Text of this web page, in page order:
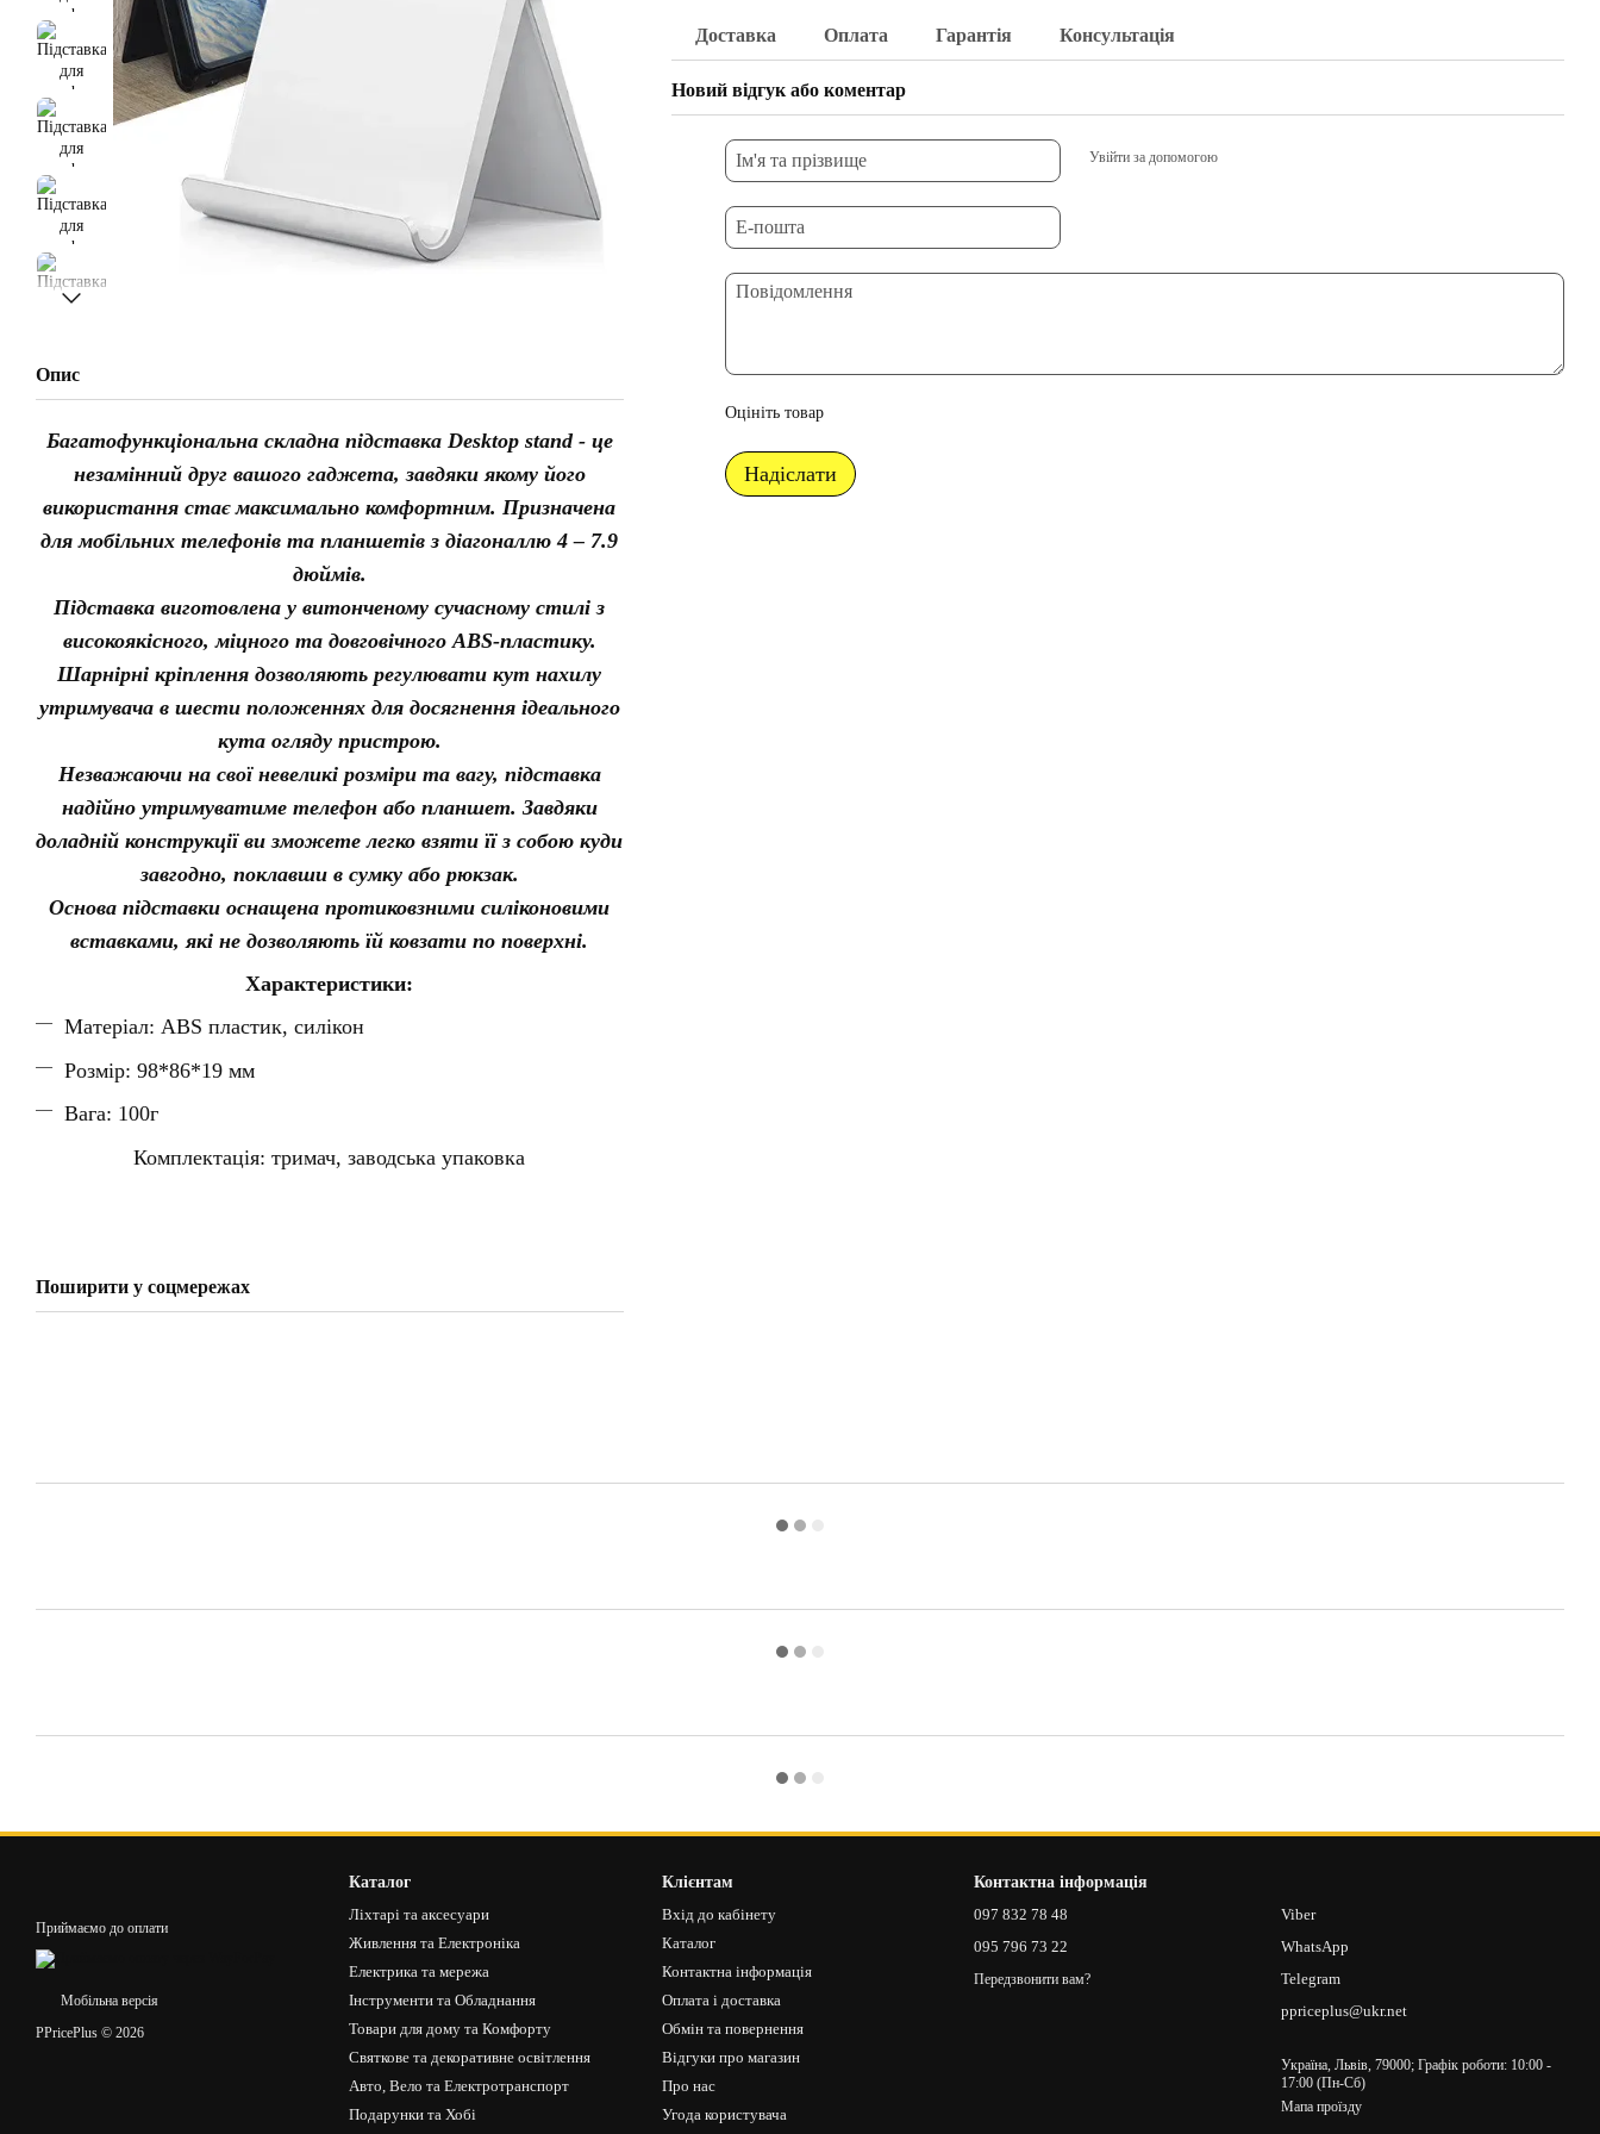
Опис
Багатофункціональна складна підставка Desktop stand - це
незамінний друг вашого гаджета, завдяки якому його
використання стає максимально комфортним. Призначена
для мобільних телефонів та планшетів з діагоналлю 4 – 7.9
дюймів.
Підставка виготовлена у витонченому сучасному стилі з
високоякісного, міцного та довговічного ABS-пластику.
Шарнірні кріплення дозволяють регулювати кут нахилу
утримувача в шести положеннях для досягнення ідеального
кута огляду пристрою.
Незважаючи на свої невеликі розміри та вагу, підставка
надійно утримуватиме телефон або планшет. Завдяки
доладній конструкції ви зможете легко взяти її з собою куди
завгодно, поклавши в сумку або рюкзак.
Основа підставки оснащена протиковзними силіконовими
вставками, які не дозволяють їй ковзати по поверхні.
Характеристики:
Матеріал: ABS пластик, силікон
Розмір: 98*86*19 мм
Вага: 100г
Комплектація: тримач, заводська упаковка
Поширити у соцмережах
Доставка Оплата Гарантія Консультація
Новий відгук або коментар
Увійти за допомогою
Оцініть товар
Надіслати
Приймаємо до оплати
Мобільна версія
PPricePlus © 2026
Каталог
Ліхтарі та аксесуари
Живлення та Електроніка
Електрика та мережа
Інструменти та Обладнання
Товари для дому та Комфорту
Святкове та декоративне освітлення
Авто, Вело та Електротранспорт
Подарунки та Хобі
Клієнтам
Вхід до кабінету
Каталог
Контактна інформація
Оплата і доставка
Обмін та повернення
Відгуки про магазин
Про нас
Угода користувача
Контактна інформація
097 832 78 48
095 796 73 22
Передзвонити вам?
Viber
WhatsApp
Telegram
ppriceplus@ukr.net
Україна, Львів, 79000; Графік роботи: 10:00 -
17:00 (Пн-Сб)
Мапа проїзду